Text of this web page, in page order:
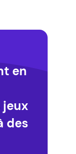
en
des